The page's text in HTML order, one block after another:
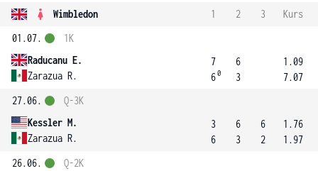
Wimbledon 1 2 3
Kurs
01.07.
Raducanu E.
Zarazua R.
1K
7
60
6
3
1.09
7.07
27.06.
Kessler M.
Zarazua R.
Q-3K
3
6
6
3
6
2
1.76
1.97
26.06.
Q-2K